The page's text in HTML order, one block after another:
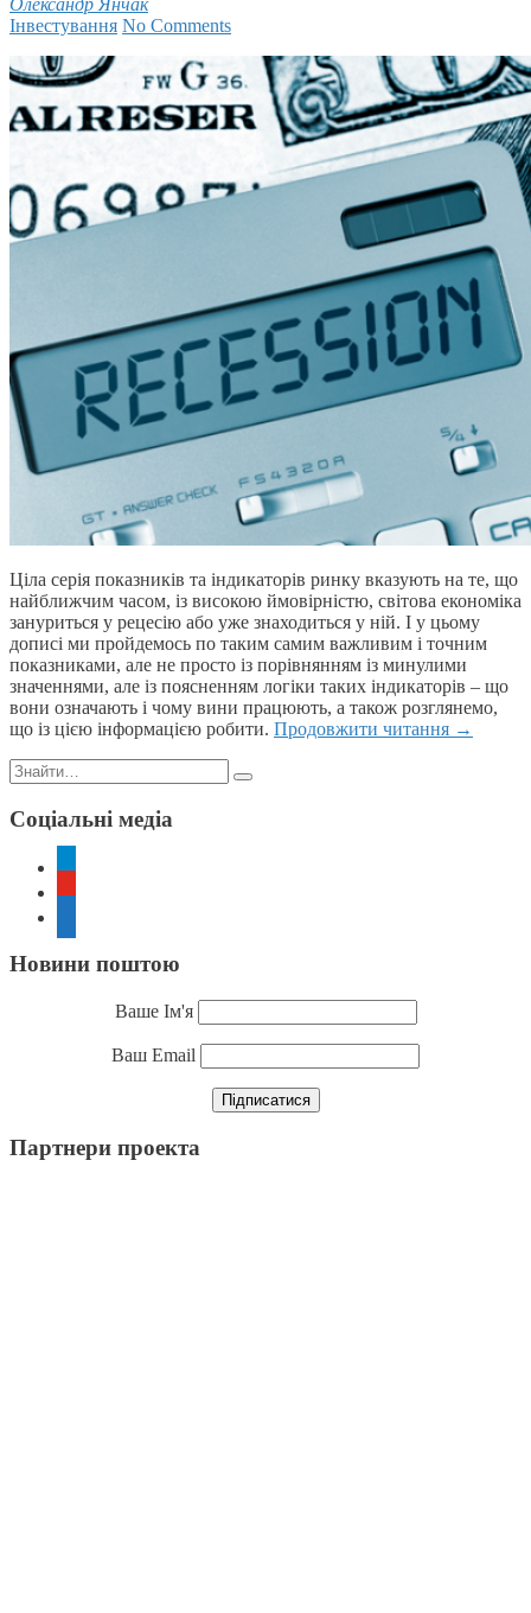
Олександр Янчак
Інвестування No Comments
Ціла серія показників та індикаторів ринку вказують на те, що
найближчим часом, із високою ймовірністю, світова економіка
зануриться у рецесію або уже знаходиться у ній. І у цьому
дописі ми пройдемось по таким самим важливим і точним
показниками, але не просто із порівнянням із минулими
значеннями, але із поясненням логіки таких індикаторів – що
вони означають і чому вини працюють, а також розглянемо,
що із цією інформацією робити. Продовжити читання →
Пошук:
Соціальні медіа
Новини поштою
Ваше Ім'я
Ваш Email
Партнери проекта